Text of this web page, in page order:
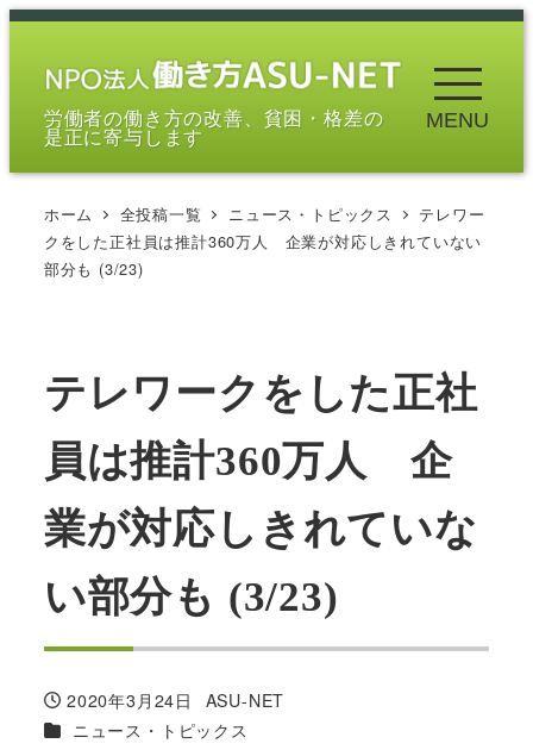
メ
労働者の働き方の改善、貧困・格差の
是正に寄与します
MENU
ホーム 全投稿一覧 ニュース・トピックス
テレワー
クをした正社員は推計360万人 企業が対応しきれていない
部分も (3/23)
テレワークをした正社
員は推計360万人 企
業が対応しきれていな
い部分も (3/23)
投稿日
2020年3月24日
著
者
ASU-NET
カテゴリー
ニュース・トピックス